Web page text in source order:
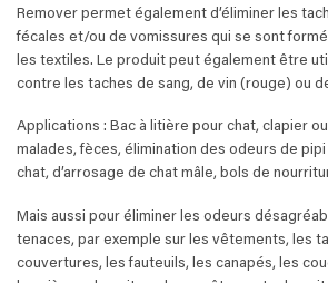
Remover permet également d’éliminer les
fécales et/ou de vomissures qui se sont
les textiles. Le produit peut également être
contre les taches de sang, de vin (rouge) ou
Applications : Bac à litière pour chat, clapier
malades, fèces, élimination des odeurs de pipi
chat, d’arrosage de chat mâle, bols de
Mais aussi pour éliminer les odeurs
tenaces, par exemple sur les vêtements, les
couvertures, les fauteuils, les canapés, les